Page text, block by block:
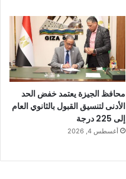
محافظ الجيزة يعتمد خفض الحد
الأدنى لتنسيق القبول بالثانوي العام
إلى 225 درجة
أغسطس 4, 2026